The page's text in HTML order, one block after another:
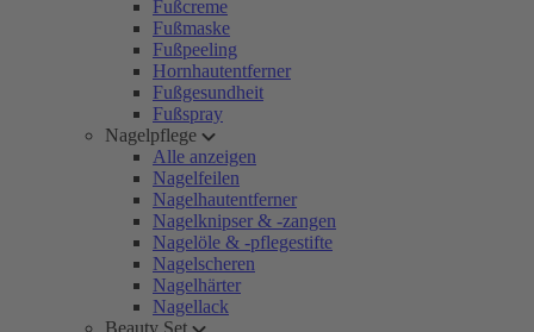
Fußcreme
Fußmaske
Fußpeeling
Hornhautentferner
Fußgesundheit
Fußspray
Nagelpflege
Alle anzeigen
Nagelfeilen
Nagelhautentferner
Nagelknipser & -zangen
Nagelöle & -pflegestifte
Nagelscheren
Nagelhärter
Nagellack
Beauty Set